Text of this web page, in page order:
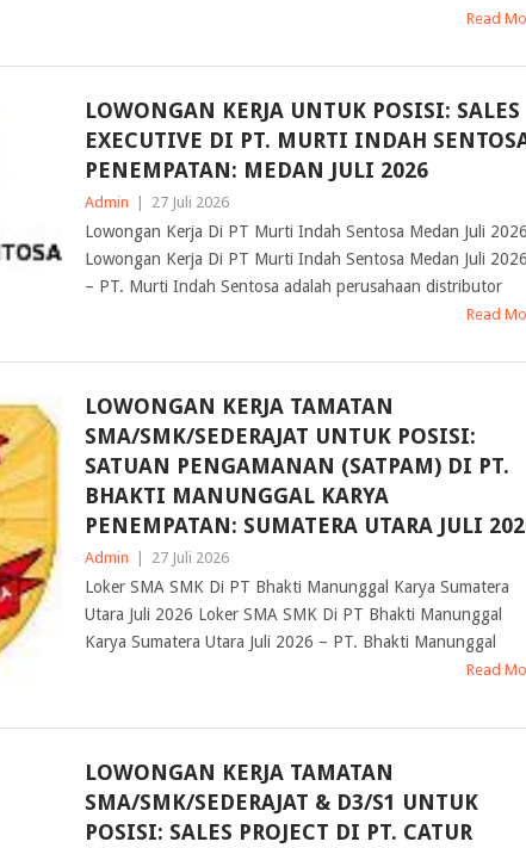
Read
LOWONGAN KERJA UNTUK POSISI: SALES
EXECUTIVE DI PT. MURTI INDAH
PENEMPATAN: MEDAN JULI 2026
Admin 27 Juli 2026
Lowongan Kerja Di PT Murti Indah Sentosa Medan Juli 2026
Lowongan Kerja Di PT Murti Indah Sentosa Medan Juli 2026
– PT. Murti Indah Sentosa adalah perusahaan distributor
Read
LOWONGAN KERJA TAMATAN
SMA/SMK/SEDERAJAT UNTUK POSISI:
SATUAN PENGAMANAN (SATPAM) DI PT.
BHAKTI MANUNGGAL KARYA
PENEMPATAN: SUMATERA UTARA JULI
Admin 27 Juli 2026
Loker SMA SMK Di PT Bhakti Manunggal Karya Sumatera
Utara Juli 2026 Loker SMA SMK Di PT Bhakti Manunggal
Karya Sumatera Utara Juli 2026 – PT. Bhakti Manunggal
Read
LOWONGAN KERJA TAMATAN
SMA/SMK/SEDERAJAT & D3/S1 UNTUK
POSISI: SALES PROJECT DI PT. CATUR